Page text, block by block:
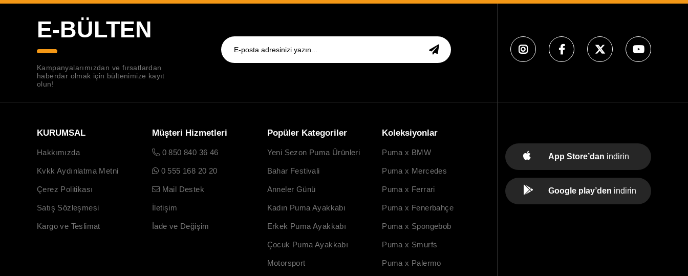
E-BÜLTEN
Kampanyalarımızdan ve fırsatlardan
haberdar olmak için bültenimize kayıt
olun!
KURUMSAL
Hakkımızda
Kvkk Aydınlatma Metni
Çerez Politikası
Satış Sözleşmesi
Kargo ve Teslimat
Müşteri Hizmetleri
0 850 840 36 46
0 555 168 20 20
Mail Destek
İletişim
İade ve Değişim
Popüler Kategoriler
Yeni Sezon Puma Ürünleri
Bahar Festivali
Anneler Günü
Kadın Puma Ayakkabı
Erkek Puma Ayakkabı
Çocuk Puma Ayakkabı
Motorsport
Koleksiyonlar
Puma x BMW
Puma x Mercedes
Puma x Ferrari
Puma x Fenerbahçe
Puma x Spongebob
Puma x Smurfs
Puma x Palermo
App Store’dan indirin
Google play’den indirin